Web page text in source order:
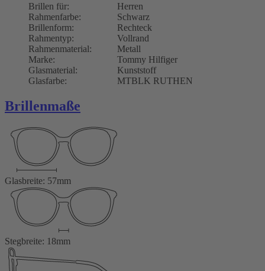
Brillen für:
Herren
Rahmenfarbe:
Schwarz
Brillenform:
Rechteck
Rahmentyp:
Vollrand
Rahmenmaterial:
Metall
Marke:
Tommy Hilfiger
Glasmaterial:
Kunststoff
Glasfarbe:
MTBLK RUTHEN
Brillenmaße
Glasbreite: 57mm
Stegbreite: 18mm